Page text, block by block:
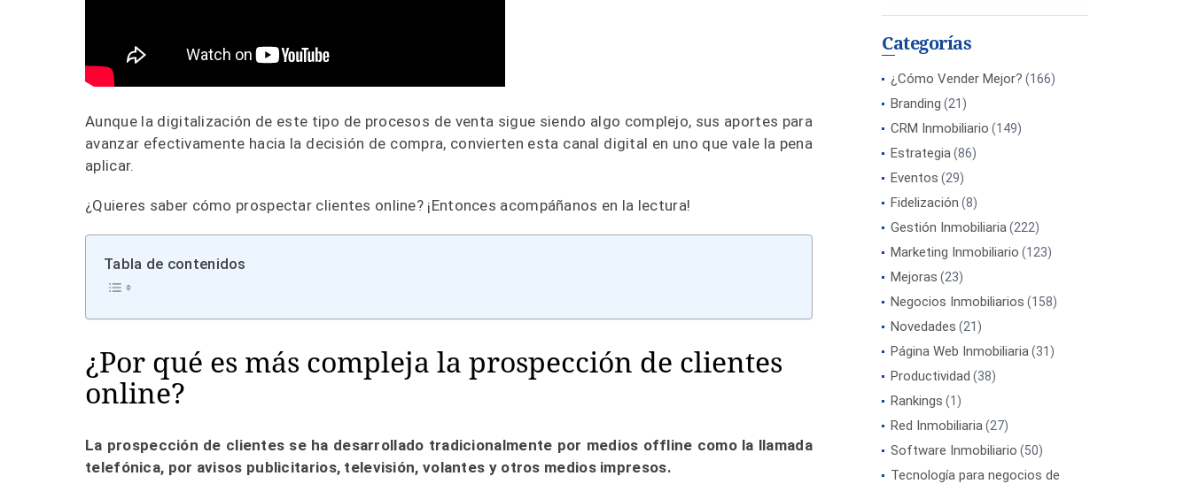
Aunque la digitalización de este tipo de procesos de venta sigue siendo algo complejo, sus aportes para
avanzar efectivamente hacia la decisión de compra, convierten esta canal digital en uno que vale la pena
aplicar.
¿Quieres saber cómo prospectar clientes online? ¡Entonces acompáñanos en la lectura!
Tabla de contenidos
¿Por qué es más compleja la prospección de clientes
online?
La prospección de clientes se ha desarrollado tradicionalmente por medios offline como la llamada
telefónica, por avisos publicitarios, televisión, volantes y otros medios impresos.
Categorías
¿Cómo Vender Mejor? (166)
Branding (21)
CRM Inmobiliario (149)
Estrategia(86)
Eventos (29)
Fidelización (8)
Gestión Inmobiliaria(222)
Marketing Inmobiliario (123)
Mejoras (23)
Negocios Inmobiliarios (158)
Novedades (21)
Página Web Inmobiliaria(31)
Productividad (38)
Rankings (1)
Red Inmobiliaria(27)
Software Inmobiliario (50)
Tecnología para negocios de